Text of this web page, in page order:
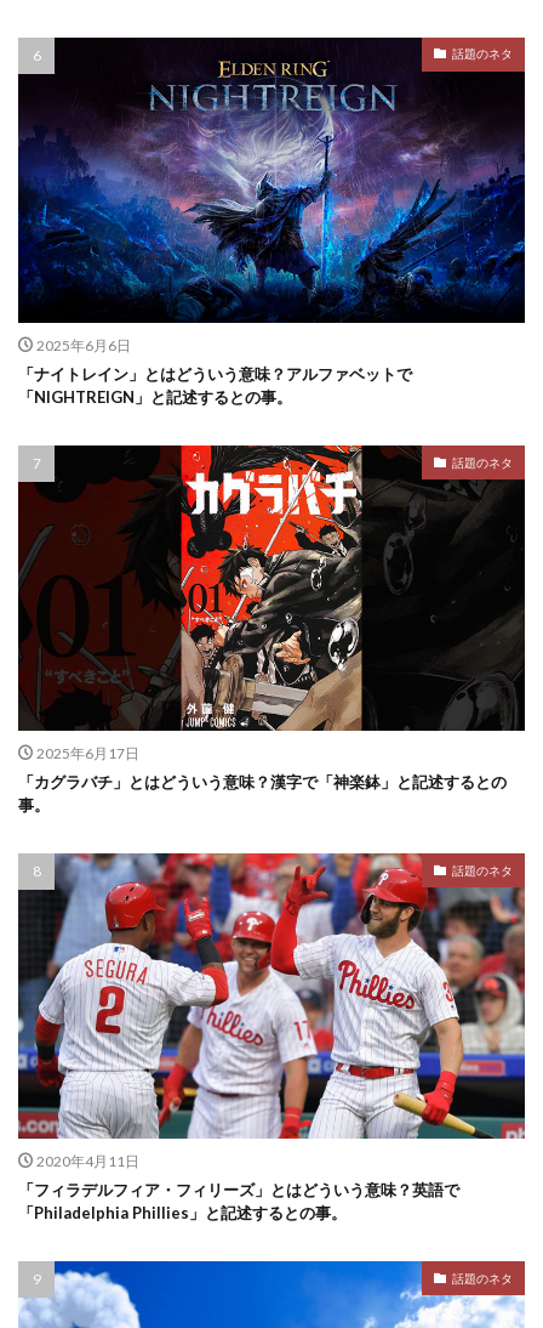
話題のネタ
2025年6月6日
「ナイトレイン」とはどういう意味？アルファベットで
「NIGHTREIGN」と記述するとの事。
話題のネタ
2025年6月17日
「カグラバチ」とはどういう意味？漢字で「神楽鉢」と記述するとの
事。
話題のネタ
2020年4月11日
「フィラデルフィア・フィリーズ」とはどういう意味？英語で
「Philadelphia Phillies」と記述するとの事。
話題のネタ